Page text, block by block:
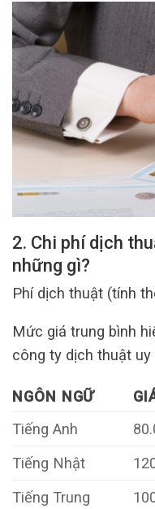
2. Chi phí dịch
những gì?
Phí dịch thuật (tính
Mức giá trung bình
công ty dịch thuật uy
NGÔN NGỮ
Tiếng Anh
Tiếng Nhật
Tiếng Trung